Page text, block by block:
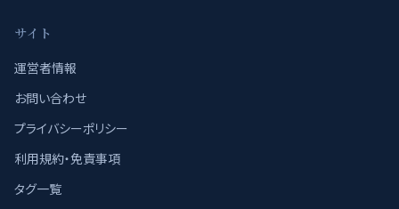
サイト
運営者情報
お問い合わせ
プライバシーポリシー
利用規約・免責事項
タグ一覧